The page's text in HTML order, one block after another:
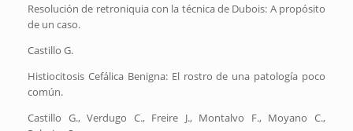
Resolución de retroniquia con la técnica de Dubois: A propósito
de un caso.
Castillo G.
Histiocitosis Cefálica Benigna: El rostro de una patología poco
común.
Castillo G., Verdugo C., Freire J., Montalvo F., Moyano C.,